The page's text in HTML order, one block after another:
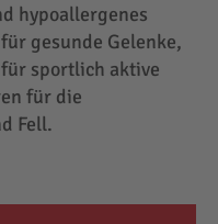
hypoallergenes
gesunde Gelenke,
sportlich aktive
für die
Fell.